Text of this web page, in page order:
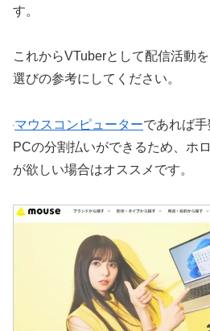
す。
これからVTuberとして配信活動
選びの参考にしてください。
マウスコンピューターであれば
PCの分割払いができるため、ホ
が欲しい場合はオススメです。